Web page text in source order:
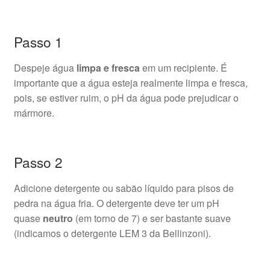
Passo 1
Despeje água limpa e fresca em um recipiente. É
importante que a água esteja realmente limpa e fresca,
pois, se estiver ruim, o pH da água pode prejudicar o
mármore.
Passo 2
Adicione detergente ou sabão líquido para pisos de
pedra na água fria. O detergente deve ter um pH
quase neutro (em torno de 7) e ser bastante suave
(indicamos o detergente LEM 3 da Bellinzoni).